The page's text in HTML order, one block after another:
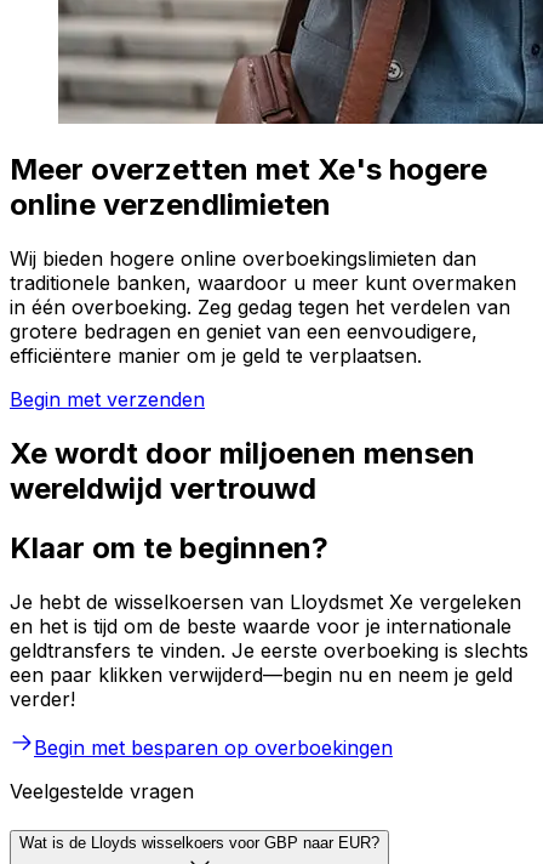
Meer overzetten met Xe's hogere
online verzendlimieten
Wij bieden hogere online overboekingslimieten dan
traditionele banken, waardoor u meer kunt overmaken
in één overboeking. Zeg gedag tegen het verdelen van
grotere bedragen en geniet van een eenvoudigere,
efficiëntere manier om je geld te verplaatsen.
Begin met verzenden
Xe wordt door miljoenen mensen
wereldwijd vertrouwd
Klaar om te beginnen?
Je hebt de wisselkoersen van Lloydsmet Xe vergeleken
en het is tijd om de beste waarde voor je internationale
geldtransfers te vinden. Je eerste overboeking is slechts
een paar klikken verwijderd—begin nu en neem je geld
verder!
Begin met besparen op overboekingen
Veelgestelde vragen
Wat is de Lloyds wisselkoers voor GBP naar EUR?